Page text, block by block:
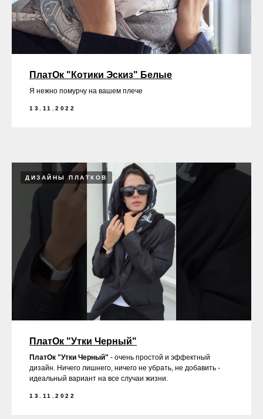
ПлатОк "Котики Эскиз" Белые
Я нежно помурчу на вашем плече
13.11.2022
ДИЗАЙНЫ ПЛАТКОВ
ПлатОк "Утки Черный"
ПлатОк "Утки Черный" - очень простой и эффектный
дизайн. Ничего лишнего, ничего не убрать, не добавить -
идеальный вариант на все случаи жизни.
13.11.2022